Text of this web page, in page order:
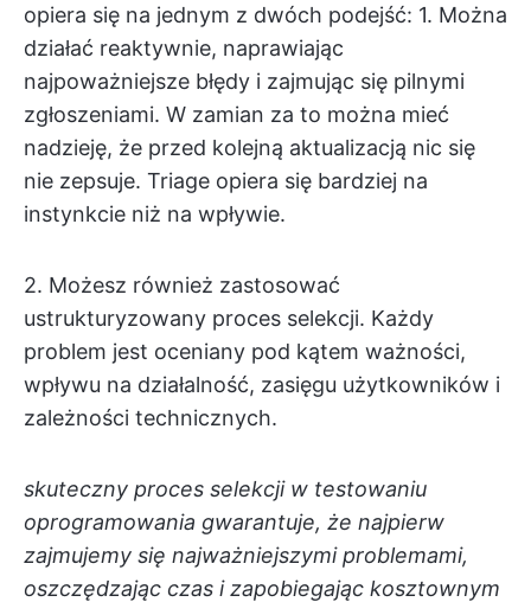
opiera się na jednym z dwóch podejść: 1. Można
działać reaktywnie, naprawiając
najpoważniejsze błędy i zajmując się pilnymi
zgłoszeniami. W zamian za to można mieć
nadzieję, że przed kolejną aktualizacją nic się
nie zepsuje. Triage opiera się bardziej na
instynkcie niż na wpływie.
2. Możesz również zastosować
ustrukturyzowany proces selekcji. Każdy
problem jest oceniany pod kątem ważności,
wpływu na działalność, zasięgu użytkowników i
zależności technicznych.
skuteczny proces selekcji w testowaniu
oprogramowania gwarantuje, że najpierw
zajmujemy się najważniejszymi problemami,
oszczędzając czas i zapobiegając kosztownym